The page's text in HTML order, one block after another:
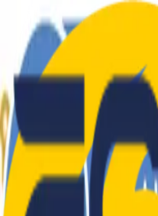
El Club AtletesBlog
ES
El ClubAtletesBlogTarifes RobaContacte
CA
SEDENTARIS
Col·laboradors i Patrocinadors
©2026Club d'Atletisme Sedentaris.Cat
reservats
Castelldefels, Barcelona
info@sedentaris.cat